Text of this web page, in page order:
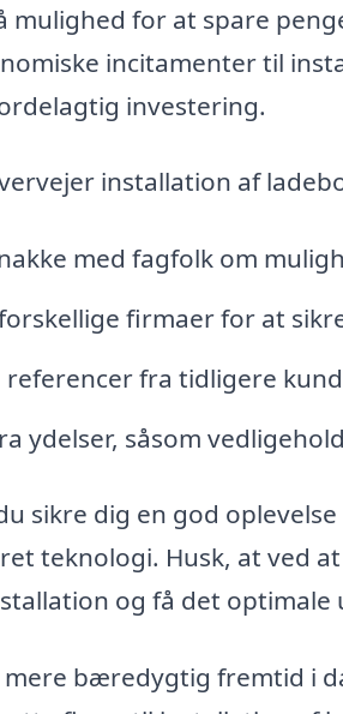
for at spare
incitamenter til
investering.
installation af
med fagfolk om
firmaer for at
fra tidligere
ydelser, såsom
sikre dig en god
teknologi. Husk, at ved
og få det optimale
bæredygtig fremtid i